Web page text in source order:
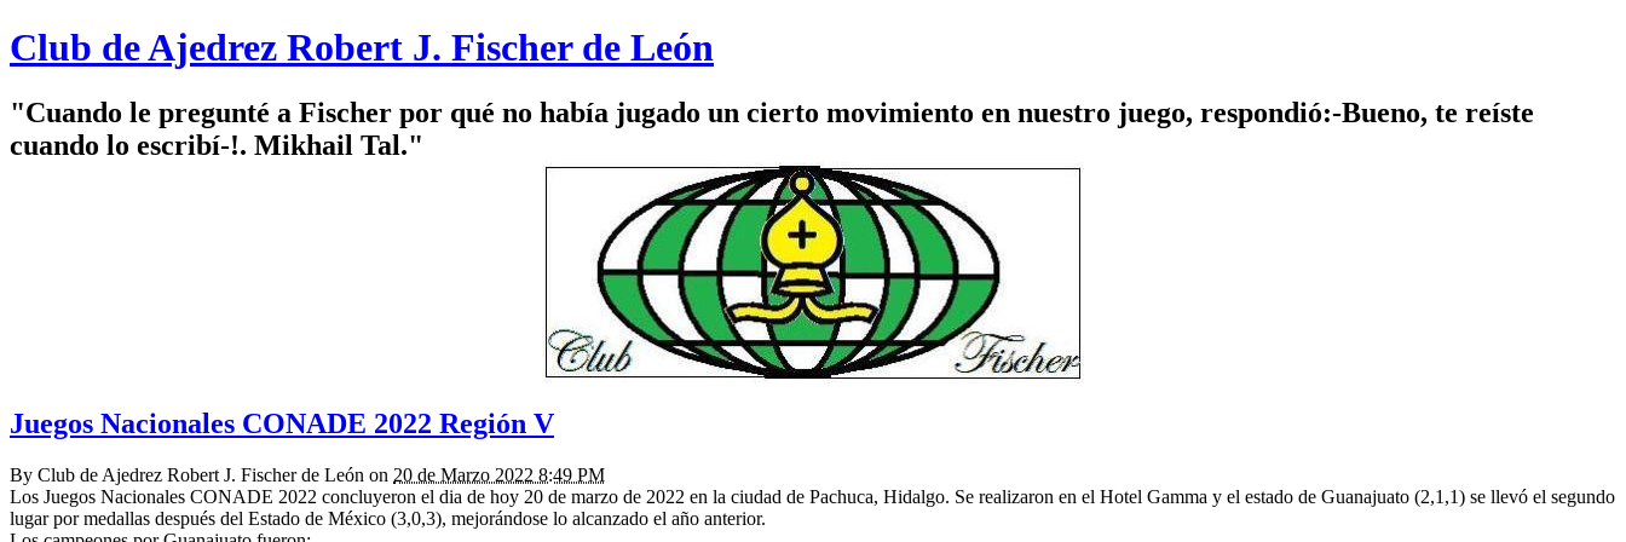
Club de Ajedrez Robert J. Fischer de León
"Cuando le pregunté a Fischer por qué no había jugado un cierto movimiento en nuestro juego, respondió:-Bueno, te reíste
cuando lo escribí-!. Mikhail Tal."
Juegos Nacionales CONADE 2022 Región V
By Club de Ajedrez Robert J. Fischer de León on 20 de Marzo 2022 8:49 PM
Los Juegos Nacionales CONADE 2022 concluyeron el dia de hoy 20 de marzo de 2022 en la ciudad de Pachuca, Hidalgo. Se realizaron en el Hotel Gamma y el estado de Guanajuato (2,1,1) se llevó el segundo
lugar por medallas después del Estado de México (3,0,3), mejorándose lo alcanzado el año anterior.